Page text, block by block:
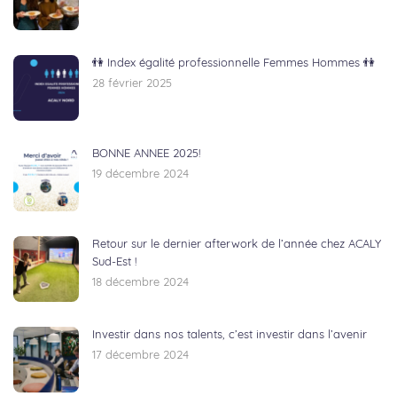
👫 Index égalité professionnelle Femmes Hommes 👫
28 février 2025
BONNE ANNEE 2025!
19 décembre 2024
Retour sur le dernier afterwork de l’année chez ACALY
Sud-Est !
18 décembre 2024
Investir dans nos talents, c’est investir dans l’avenir
17 décembre 2024